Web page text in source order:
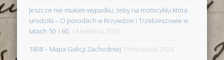
Jeszcze nie miałam wypadku, żeby na motocyklu która
urodziła – O porodach w Krzywdzie i Trzebieszowie w
latach 50. i 60. 14 kwietnia 2025
1808 – Mapa Galicji Zachodniej 19 listopada 2024